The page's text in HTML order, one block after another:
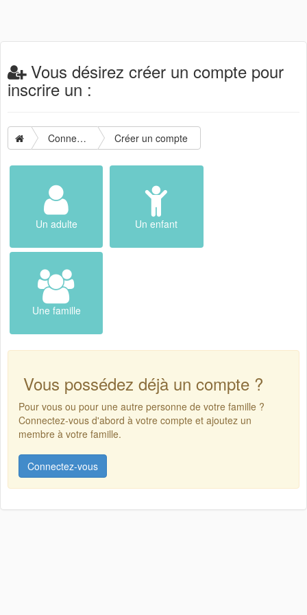
Vous désirez créer un compte pour
inscrire un :
Connexion Créer un compte
Un adulte Un enfant
Une famille
Vous possédez déjà un compte ?
Pour vous ou pour une autre personne de votre famille ?
Connectez-vous d'abord à votre compte et ajoutez un
membre à votre famille.
Connectez-vous